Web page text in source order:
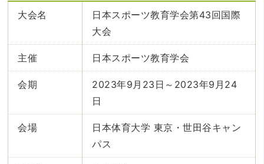
大会名
日本スポーツ教育学会第43回国際
大会
主催 日本スポーツ教育学会
会期
2023年9月23日～2023年9月24
日
会場
日本体育大学 東京・世田谷キャン
パス